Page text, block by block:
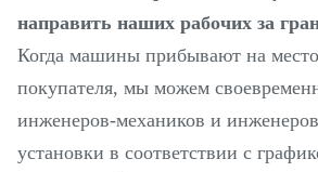
направить наших рабочих за
Когда машины прибывают на
покупателя, мы можем
инженеров-механиков и
установки в соответствии с